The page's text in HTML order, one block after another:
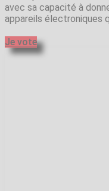
avec sa capacité à
appareils électroniques
Je vote